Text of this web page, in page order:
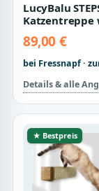
LucyBalu
Katzentreppe
89,00 €
bei Fressnapf ·
Details & alle
★ Bestpreis